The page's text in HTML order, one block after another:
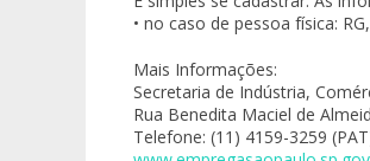
• no caso de pessoa física:
Mais Informações:
Secretaria de Indústria,
Rua Benedita Maciel de
Telefone: (11) 4159-3259